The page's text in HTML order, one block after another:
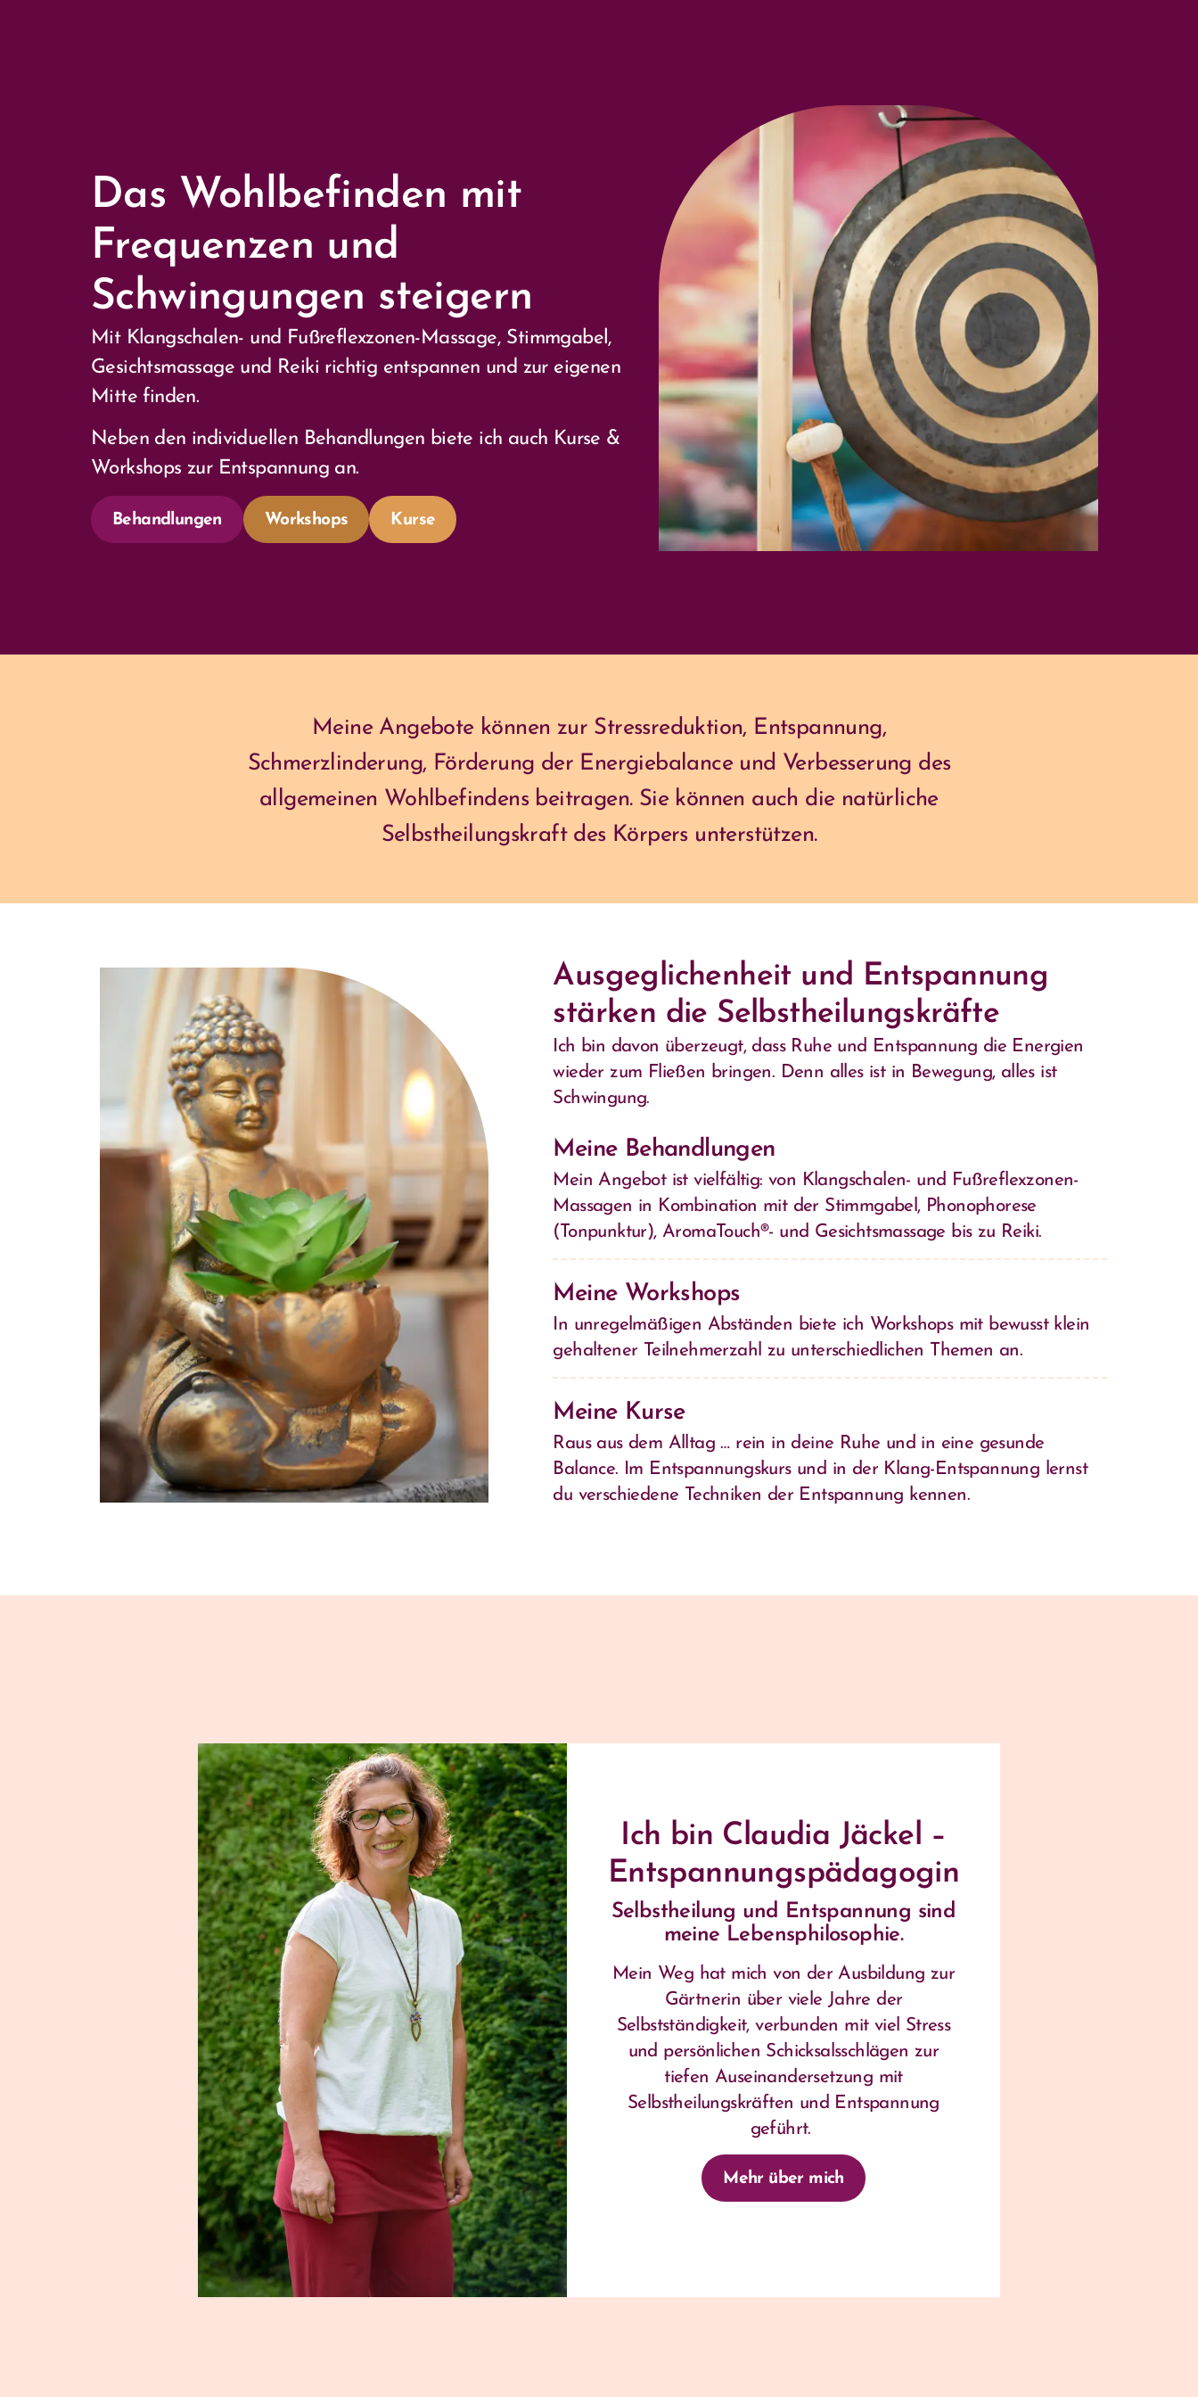
Das Wohlbefinden mit
Frequenzen und
Schwingungen steigern
Mit Klangschalen- und Fußreflexzonen-Massage, Stimmgabel,
Gesichtsmassage und Reiki richtig entspannen und zur eigenen
Mitte finden.
Neben den individuellen Behandlungen biete ich auch Kurse &
Workshops zur Entspannung an.
Behandlungen Workshops Kurse
Meine Angebote können zur Stressreduktion, Entspannung,
Schmerzlinderung, Förderung der Energiebalance und Verbesserung des
allgemeinen Wohlbefindens beitragen. Sie können auch die natürliche
Selbstheilungskraft des Körpers unterstützen.
Ausgeglichenheit und Entspannung
stärken die Selbstheilungskräfte
Ich bin davon überzeugt, dass Ruhe und Entspannung die Energien
wieder zum Fließen bringen. Denn alles ist in Bewegung, alles ist
Schwingung.
Meine Behandlungen
Mein Angebot ist vielfältig: von Klangschalen- und Fußreflexzonen-
Massagen in Kombination mit der Stimmgabel, Phonophorese
(Tonpunktur), AromaTouch®- und Gesichtsmassage bis zu Reiki.
Meine Workshops
In unregelmäßigen Abständen biete ich Workshops mit bewusst klein
gehaltener Teilnehmerzahl zu unterschiedlichen Themen an.
Meine Kurse
Raus aus dem Alltag … rein in deine Ruhe und in eine gesunde
Balance. Im Entspannungskurs und in der Klang-Entspannung lernst
du verschiedene Techniken der Entspannung kennen.
Ich bin Claudia Jäckel –
Entspannungspädagogin
Selbstheilung und Entspannung sind
meine Lebensphilosophie.
Mein Weg hat mich von der Ausbildung zur
Gärtnerin über viele Jahre der
Selbstständigkeit, verbunden mit viel Stress
und persönlichen Schicksalsschlägen zur
tiefen Auseinandersetzung mit
Selbstheilungskräften und Entspannung
geführt.
Mehr über mich